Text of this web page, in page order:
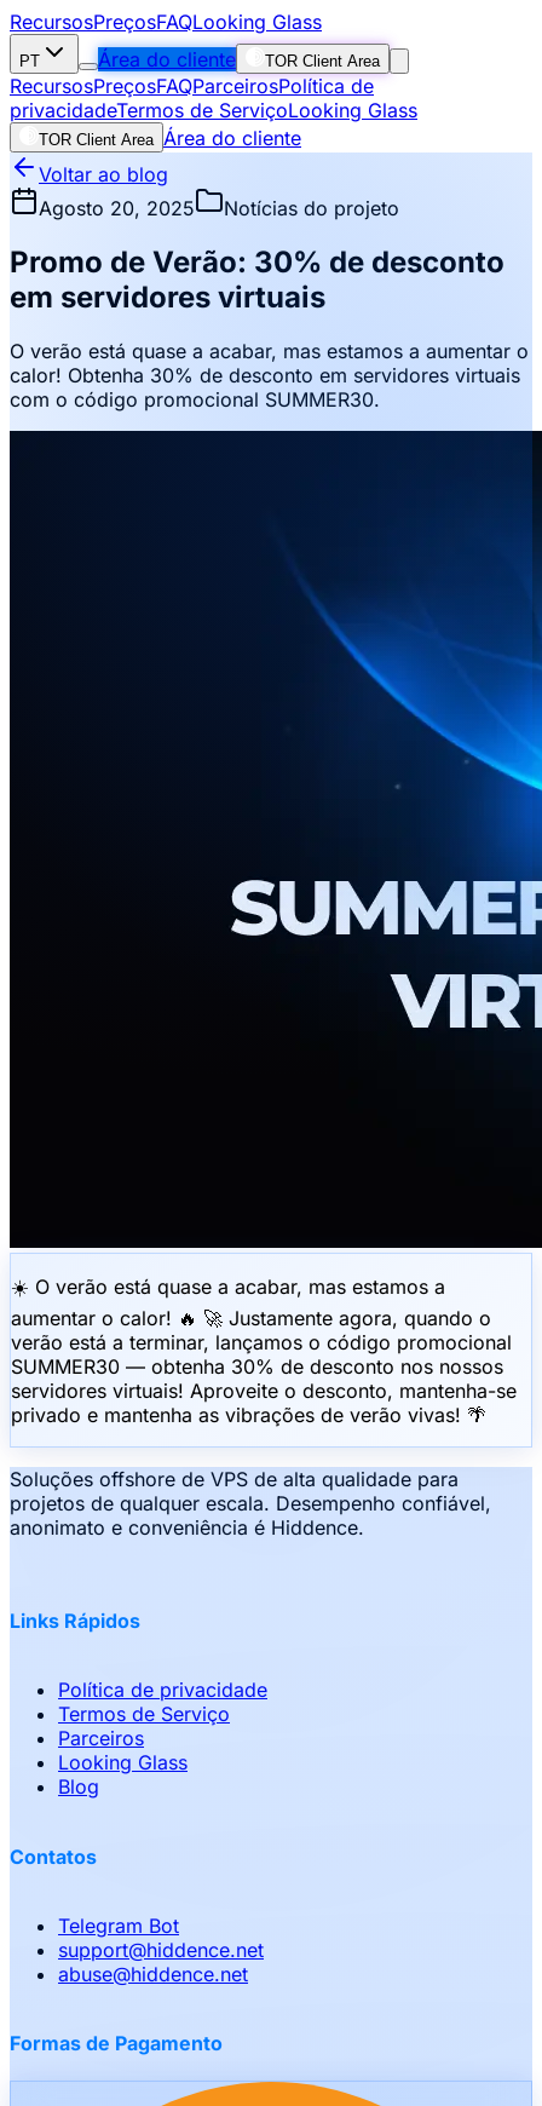
RecursosPreçosFAQLooking Glass
PT Área do cliente TOR Client Area
RecursosPreçosFAQParceirosPolítica de
privacidadeTermos de ServiçoLooking Glass
TOR Client Area Área do cliente
Voltar ao blog
Agosto 20, 2025
Notícias do projeto
Promo de Verão: 30% de desconto
em servidores virtuais
O verão está quase a acabar, mas estamos a aumentar o
calor! Obtenha 30% de desconto em servidores virtuais
com o código promocional SUMMER30.
☀️ O verão está quase a acabar, mas estamos a
aumentar o calor! 🔥 🚀 Justamente agora, quando o
verão está a terminar, lançamos o código promocional
SUMMER30 — obtenha 30% de desconto nos nossos
servidores virtuais! Aproveite o desconto, mantenha-se
privado e mantenha as vibrações de verão vivas! 🌴
Soluções offshore de VPS de alta qualidade para
projetos de qualquer escala. Desempenho confiável,
anonimato e conveniência é Hiddence.
Links Rápidos
Política de privacidade
Termos de Serviço
Parceiros
Looking Glass
Blog
Contatos
Telegram Bot
support@hiddence.net
abuse@hiddence.net
Formas de Pagamento